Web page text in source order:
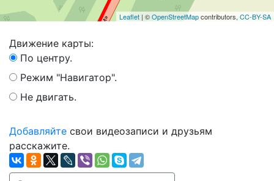
Leaflet | ©OpenStreetMapcontributors, CC-BY-SA
Движение карты:
По центру.
Режим "Навигатор".
Не двигать.
Добавляйте свои видеозаписи и друзьям
расскажите.